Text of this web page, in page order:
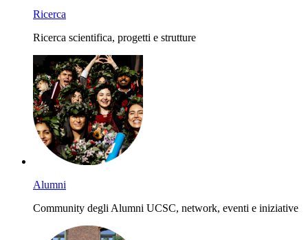
Ricerca
Ricerca scientifica, progetti e strutture
Alumni
Community degli Alumni UCSC, network, eventi e iniziative